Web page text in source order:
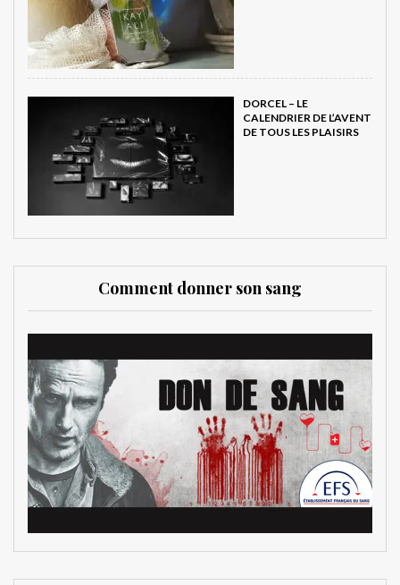
DORCEL – LE
CALENDRIER DE L’AVENT
DE TOUS LES PLAISIRS
Comment donner son sang